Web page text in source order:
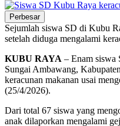
Perbesar
Sejumlah siswa SD di Kubu
setelah diduga mengalami
KUBU RAYA – Enam siswa
Sungai Ambawang,
keracunan makanan usai
(25/4/2026).
Dari total 67 siswa yang
anak dilaporkan mengalami